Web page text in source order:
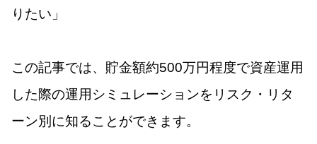
りたい」
この記事では、貯金額約500万円程度で資産運用
した際の運用シミュレーションをリスク・リタ
ーン別に知ることができます。